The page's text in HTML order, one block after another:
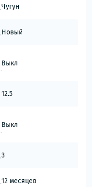
Чугун
Новый
Выкл
12.5
Выкл
3
12 месяцев